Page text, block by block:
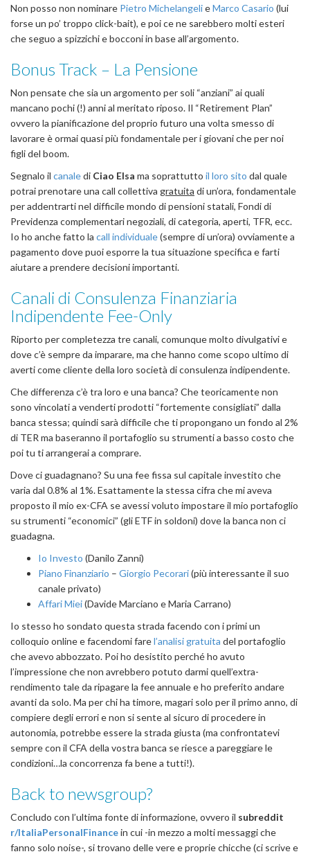
Non posso non nominare Pietro MichelangelieMarco Casario (lui
forse un po’ troppo click-bait), e poi ce ne sarebbero molti esteri
che seguo a spizzichi e bocconi in base all’argomento.
Bonus Track – La Pensione
Non pensate che sia un argomento per soli “anziani” ai quali
mancano pochi (!) anni al meritato riposo. Il “Retirement Plan”
ovvero la pianificazione del proprio futuro una volta smesso di
lavorare è ormai quasi più fondamentale per i giovani che per noi
figli del boom.
Segnalo il canaledi Ciao Elsa ma soprattutto il loro sito dal quale
potrai prenotare una call collettiva gratuita di un’ora, fondamentale
per addentrarti nel difficile mondo di pensioni statali, Fondi di
Previdenza complementari negoziali, di categoria, aperti, TFR, ecc.
Io ho anche fatto la call individuale(sempre di un’ora) ovviamente a
pagamento dove puoi esporre la tua situazione specifica e farti
aiutare a prendere decisioni importanti.
Canali di Consulenza Finanziaria
Indipendente Fee-Only
Riporto per completezza tre canali, comunque molto divulgativi e
dove c’è sempre da imparare, ma che hanno come scopo ultimo di
averti come cliente della loro società di consulenza indipendente.
Che differenza c’è tra loro e una banca? Che teoricamente non
sono vincolati a venderti prodotti “fortemente consigliati” dalla
banca stessa; quindi sarà difficile che ti propongano un fondo al 2%
di TER ma baseranno il portafoglio su strumenti a basso costo che
poi tu ti arrangerai a comprare.
Dove ci guadagnano? Su una fee fissa sul capitale investito che
varia dal 0.8% al 1%. Esattamente la stessa cifra che mi aveva
proposto il mio ex-CFA se avessi voluto impostare il mio portafoglio
su strumenti “economici” (gli ETF in soldoni) dove la banca non ci
guadagna.
Io Investo (Danilo Zanni)
Piano Finanziario – Giorgio Pecorari(più interessante il suo
canale privato)
Affari Miei(Davide Marciano e Maria Carrano)
Io stesso ho sondato questa strada facendo con i primi un
colloquio online e facendomi farel’analisi gratuita del portafoglio
che avevo abbozzato. Poi ho desistito perché ho avuto
l’impressione che non avrebbero potuto darmi quell’extra-
rendimento tale da ripagare la fee annuale e ho preferito andare
avanti da solo. Ma per chi ha timore, magari solo per il primo anno, di
compiere degli errori e non si sente al sicuro di procedere in
autonomia, potrebbe essere la strada giusta (ma confrontatevi
sempre con il CFA della vostra banca se riesce a pareggiare le
condizioni…la concorrenza fa bene a tutti!).
Back to newsgroup?
Concludo con l’ultima fonte di informazione, ovvero il subreddit
r/ItaliaPersonalFinancein cui -in mezzo a molti messaggi che
fanno solo noise-, si trovano delle vere e proprie chicche (ci scrive e